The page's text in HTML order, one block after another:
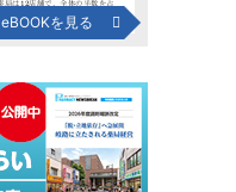
eBOOKを見る